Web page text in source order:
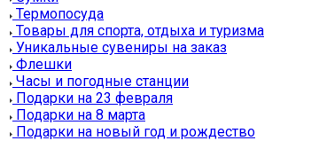
Термопосуда
Товары для спорта, отдыха и туризма
Уникальные сувениры на заказ
Флешки
Часы и погодные станции
Подарки на 23 февраля
Подарки на 8 марта
Подарки на новый год и рождество